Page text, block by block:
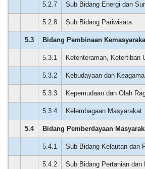
5.2.7 Sub Bidang Energi dan
5.2.8 Sub Bidang Pariwisata
5.3 Bidang Pembinaan
5.3.1 Ketenteraman, Ketertiban
5.3.2 Kebudayaan dan
5.3.3 Kepemudaan dan Olah
5.3.4 Kelembagaan Masyarakat
5.4 Bidang Pemberdayaan
5.4.1 Sub Bidang Kelautan dan
5.4.2 Sub Bidang Pertanian dan
Jujun
Ernawati
20
Desember
2024
20:06:19
Sngat
memuaskan...
Kali
Sinergisitas
KKN
Mini
Bersama
SRI-
KANDI
Tingkatkan
Karakter
Anak
Usia
Dini
di
Desa
Cigelam
Anggaran
Rp
373.456.000,00
Realisasi
RP
189.825.000,00